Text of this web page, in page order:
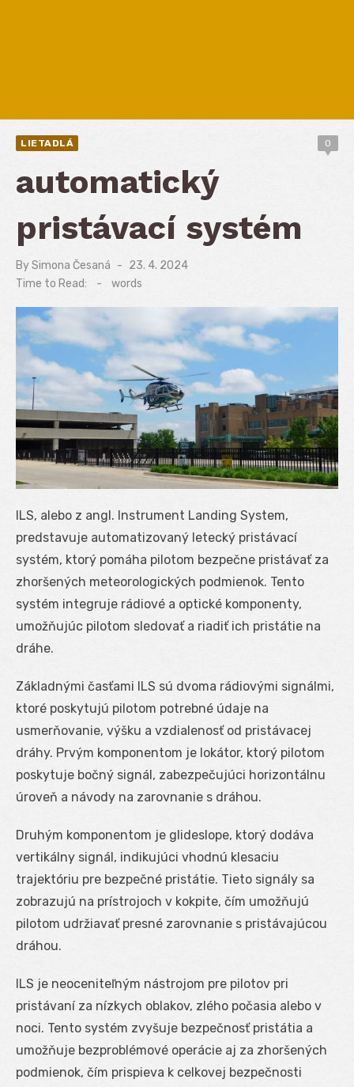
LIETADLÁ 0
automatický
pristávací systém
BySimona Česaná
Posted
on
23. 4. 2024
Time to Read:
- words
ILS, alebo z angl. Instrument Landing System,
predstavuje automatizovaný letecký pristávací
systém, ktorý pomáha pilotom bezpečne pristávať za
zhoršených meteorologických podmienok. Tento
systém integruje rádiové a optické komponenty,
umožňujúc pilotom sledovať a riadiť ich pristátie na
dráhe.
Základnými časťami ILS sú dvoma rádiovými signálmi,
ktoré poskytujú pilotom potrebné údaje na
usmerňovanie, výšku a vzdialenosť od pristávacej
dráhy. Prvým komponentom je lokátor, ktorý pilotom
poskytuje bočný signál, zabezpečujúci horizontálnu
úroveň a návody na zarovnanie s dráhou.
Druhým komponentom je glideslope, ktorý dodáva
vertikálny signál, indikujúci vhodnú klesaciu
trajektóriu pre bezpečné pristátie. Tieto signály sa
zobrazujú na prístrojoch v kokpite, čím umožňujú
pilotom udržiavať presné zarovnanie s pristávajúcou
dráhou.
ILS je neoceniteľným nástrojom pre pilotov pri
pristávaní za nízkych oblakov, zlého počasia alebo v
noci. Tento systém zvyšuje bezpečnosť pristátia a
umožňuje bezproblémové operácie aj za zhoršených
podmienok, čím prispieva k celkovej bezpečnosti